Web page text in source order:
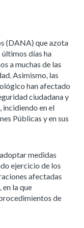
(DANA) que azota
días ha
a muchas de las
Asimismo, las
han afectado
ciudadana y
en el
Públicas y en sus
medidas
ejercicio de los
afectadas
la que
de